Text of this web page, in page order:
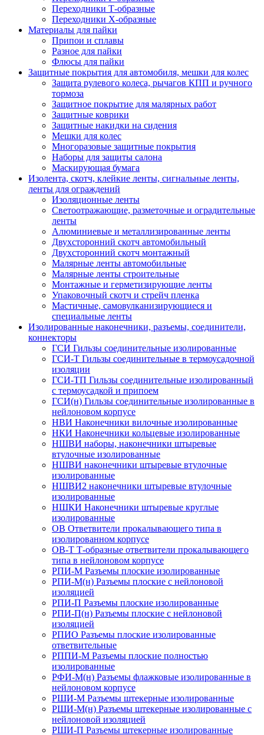
Переходники Т-образные
Переходники Х-образные
Материалы для пайки
Припои и сплавы
Разное для пайки
Флюсы для пайки
Защитные покрытия для автомобиля, мешки для колес
Защита рулевого колеса, рычагов КПП и ручного
тормоза
Защитное покрытие для малярных работ
Защитные коврики
Защитные накидки на сидения
Мешки для колес
Многоразовые защитные покрытия
Наборы для защиты салона
Маскирующая бумага
Изолента, скотч, клейкие ленты, сигнальные ленты,
ленты для ограждений
Изоляционные ленты
Светоотражающие, разметочные и оградительные
ленты
Алюминиевые и металлизированные ленты
Двухсторонний скотч автомобильный
Двухсторонний скотч монтажный
Малярные ленты автомобильные
Малярные ленты строительные
Монтажные и герметизирующие ленты
Упаковочный скотч и стрейч пленка
Мастичные, самовулканизирующиеся и
специальные ленты
Изолированные наконечники, разъемы, соединители,
коннекторы
ГСИ Гильзы соединительные изолированные
ГСИ-Т Гильзы соединительные в термоусадочной
изоляции
ГСИ-ТП Гильзы соединительные изолированный
с термоусадкой и припоем
ГСИ(н) Гильзы соединительные изолированные в
нейлоновом корпусе
НВИ Наконечники вилочные изолированные
НКИ Наконечники кольцевые изолированные
НШВИ наборы, наконечники штыревые
втулочные изолированные
НШВИ наконечники штыревые втулочные
изолированные
НШВИ2 наконечники штыревые втулочные
изолированные
НШКИ Наконечники штыревые круглые
изолированные
ОВ Ответвители прокалывающего типа в
изолированном корпусе
ОВ-Т Т-образные ответвители прокалывающего
типа в нейлоновом корпусе
РПИ-М Разъемы плоские изолированные
РПИ-М(н) Разъемы плоские с нейлоновой
изоляцией
РПИ-П Разъемы плоские изолированные
РПИ-П(н) Разъемы плоские с нейлоновой
изоляцией
РПИО Разъемы плоские изолированные
ответвительные
РППИ-М Разъемы плоские полностью
изолированные
РФИ-М(н) Разъемы флажковые изолированные в
нейлоновом корпусе
РШИ-М Разъемы штекерные изолированные
РШИ-М(н) Разъемы штекерные изолированные с
нейлоновой изоляцией
РШИ-П Разъемы штекерные изолированные